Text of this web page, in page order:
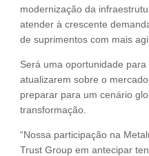
modernização da
atender à crescente
de suprimentos com mais
Será uma oportunidade
atualizarem sobre o
preparar para um cenário
transformação.
“Nossa participação na
Trust Group em antecipar